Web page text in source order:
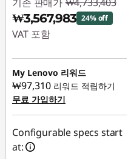
₩3,567,983 24% off
VAT 포함
즉시 할인: :-
₩1,165,420
My Lenovo 리워드
₩97,310 리워드 적립하기
무료 가입하기
Configurable specs start
at: